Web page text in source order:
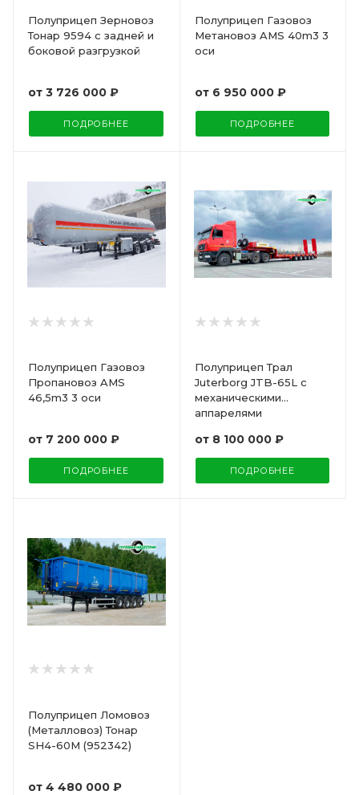
Полуприцеп Зерновоз
Тонар 9594 с задней и
боковой разгрузкой
от 3 726 000 ₽
ПОДРОБНЕЕ
Полуприцеп Газовоз
Метановоз AMS 40m3 3
оси
от 6 950 000 ₽
ПОДРОБНЕЕ
Полуприцеп Газовоз
Пропановоз AMS
46,5m3 3 оси
от 7 200 000 ₽
ПОДРОБНЕЕ
Полуприцеп Трал
Juterborg JTB-65L с
механическими
аппарелями
от 8 100 000 ₽
ПОДРОБНЕЕ
Полуприцеп Ломовоз
(Металловоз) Тонар
SH4-60M (952342)
от 4 480 000 ₽